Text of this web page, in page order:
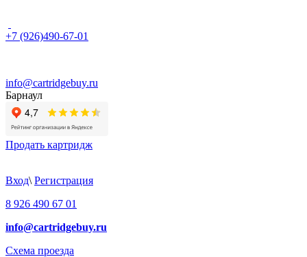
+7 (926)490-67-01
info@cartridgebuy.ru
Барнаул
Продать картридж
Вход\ Регистрация
8 926 490 67 01
info@cartridgebuy.ru
Схема проезда